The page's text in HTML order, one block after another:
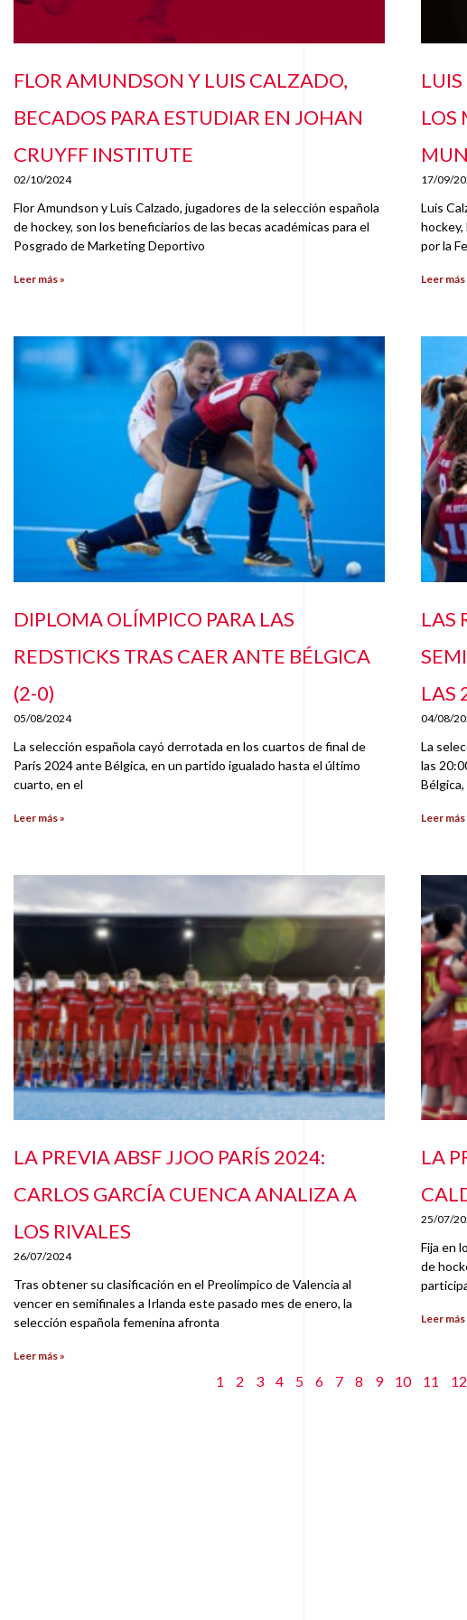
FLOR AMUNDSON Y LUIS CALZADO,
BECADOS PARA ESTUDIAR EN JOHAN
CRUYFF INSTITUTE
02/10/2024
Flor Amundson y Luis Calzado, jugadores de la selección española
de hockey, son los beneficiarios de las becas académicas para el
Posgrado de Marketing Deportivo
Leer más »
LOS
17/09/
Luis
por la
Leer más
DIPLOMA OLÍMPICO PARA LAS
REDSTICKS TRAS CAER ANTE BÉLGICA
(2-0)
05/08/2024
La selección española cayó derrotada en los cuartos de final de
París 2024 ante Bélgica, en un partido igualado hasta el último
cuarto, en el
Leer más »
LAS
LAS
04/08/
La
las
Leer más
LA PREVIA ABSF JJOO PARÍS 2024:
CARLOS GARCÍA CUENCA ANALIZA A
LOS RIVALES
26/07/2024
Tras obtener su clasificación en el Preolímpico de Valencia al
vencer en semifinales a Irlanda este pasado mes de enero, la
selección española femenina afronta
Leer más »
LA
25/07/
Fija en
de
Leer más
1 2 3 4 5 6 7 8 9 10 11 12